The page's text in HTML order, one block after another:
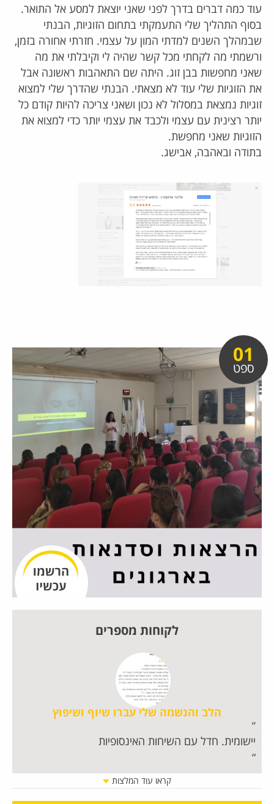
עוד כמה דברים בדרך לפני שאני יוצאת למסע אל התואר.
בסוף התהליך שלי התעמקתי בתחום הזוגיות, הבנתי
שבמהלך השנים למדתי המון על עצמי. חזרתי אחורה בזמן,
ורשמתי מה לקחתי מכל קשר שהיה לי וקיבלתי את מה
שאני מחפשות בבן זוג. היתה שם התאהבות ראשונה אבל
את הזוגיות שלי עוד לא מצאתי. הבנתי שהדרך שלי למצוא
זוגיות נמצאת במסלול לא נכון ושאני צריכה להיות קודם כל
יותר רצינית עם עצמי ולכבד את עצמי יותר כדי למצוא את
הזוגיות שאני מחפשת.
בתודה ובאהבה, אבישג.
01
ספט
לקוחות מספרים
הלב והנשמה שלי עברו שיוף ושיפוץ
יישומית. חדל עם השיחות האינסופיות
קראו עוד המלצות